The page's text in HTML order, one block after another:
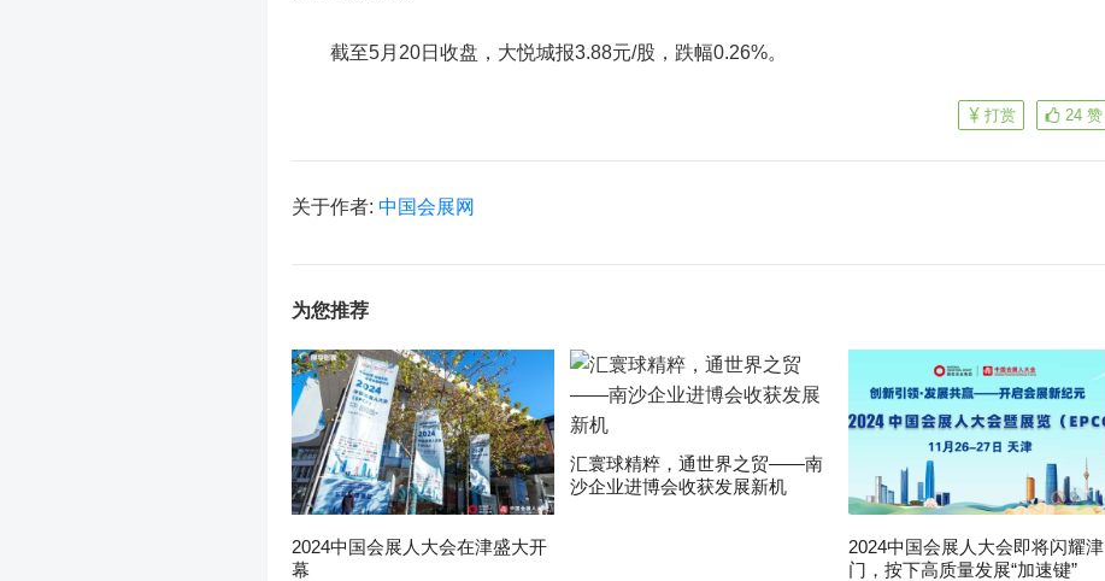
截至5月20日收盘，大悦城报3.88元/股，跌幅0.26%。
24 赞
打赏
关于作者: 中国会展网
为您推荐
2024中国会展人大会在津盛大开
幕
汇寰球精粹，通世界之贸——南
沙企业进博会收获发展新机
2024中国会展人大会即将闪耀津
门，按下高质量发展“加速键”